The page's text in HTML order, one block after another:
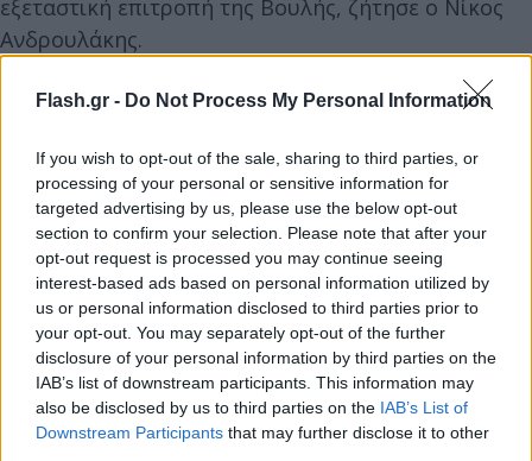
Flash.gr - Do Not Process My Personal Information
If you wish to opt-out of the sale, sharing to third parties, or
processing of your personal or sensitive information for
targeted advertising by us, please use the below opt-out
section to confirm your selection. Please note that after your
opt-out request is processed you may continue seeing
interest-based ads based on personal information utilized by
us or personal information disclosed to third parties prior to
your opt-out. You may separately opt-out of the further
disclosure of your personal information by third parties on the
IAB’s list of downstream participants. This information may
also be disclosed by us to third parties on the IAB’s List of
Downstream Participants that may further disclose it to other
εξεταστική επιτροπή της Βουλής, ζήτησε ο Νίκος
Ανδρουλάκης.
Απέναντι στην κυβέρνηση και τα υπόλοιπα
κόμματα της αντιπολίτευσης
Κάνοντας την αποτίμηση της συζήτησης στη Βουλή
την Παρασκευή, το μέλος της Κεντρικής Επιτροπής
του ΚΚΕ και κοινοβουλευτικός του εκπρόσωπος
Νίκος Καραθανασόπουλος υποστήριξε μιλώντας
στον REAL FM ότι: “ο κ. πρωθυπουργός προσπάθησε
ανεπιτυχώς να διασκεδάσει τις σοβαρές ευθύνες
που έχει για τις υποκλοπές. Η συγγνώμη του ήταν
υποκριτική, γιατί υπερασπίστηκε με κάθε τρόπο το